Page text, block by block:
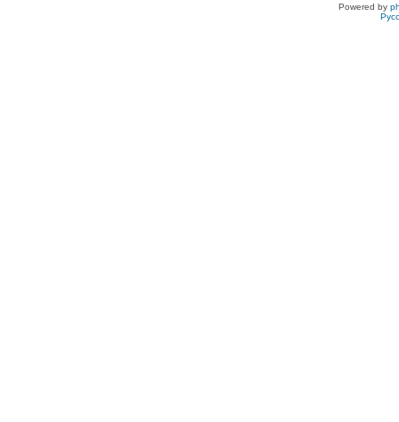
Powered by